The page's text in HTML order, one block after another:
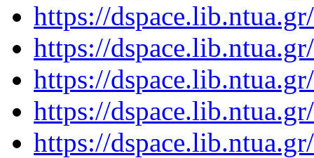
https://
https://
https://
https://
https://